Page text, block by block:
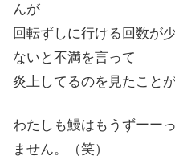
んが
回転ずしに行ける回数が
ないと不満を言って
炎上してるのを見たこと
わたしも鰻はもうずーー
ません。（笑）